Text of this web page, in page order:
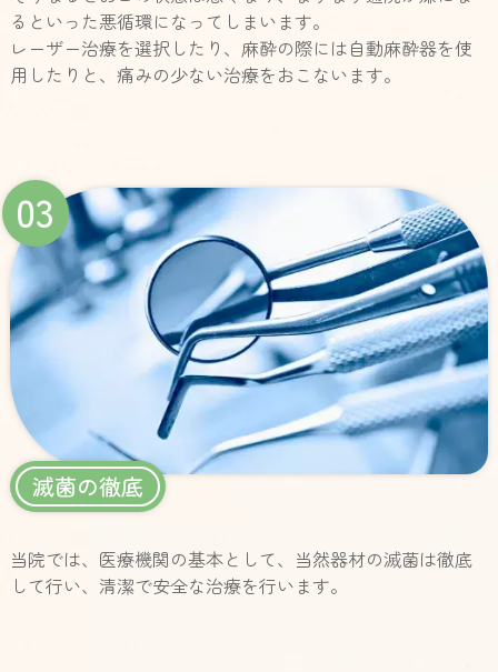
るといった悪循環になってしまいます。
レーザー治療を選択したり、麻酔の際には自動麻酔器を使
用したりと、痛みの少ない治療をおこないます。
03
滅菌の徹底
当院では、医療機関の基本として、当然器材の滅菌は徹底
して行い、清潔で安全な治療を行います。